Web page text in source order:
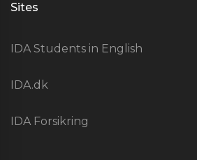
Sites
IDA Students in English
IDA.dk
IDA Forsikring